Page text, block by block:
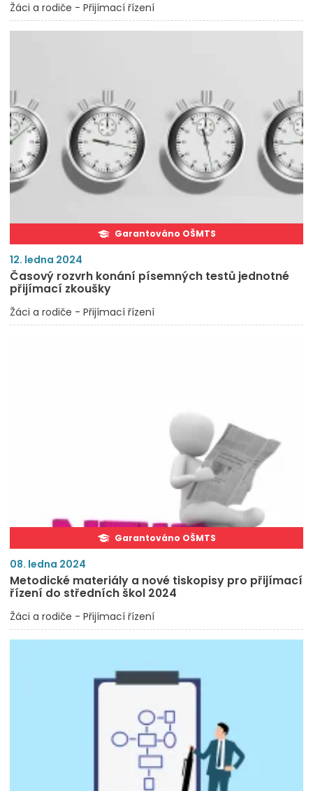
Žáci a rodiče - Přijímací řízení
Garantováno OŠMTS
12. ledna 2024
Časový rozvrh konání písemných testů jednotné
přijímací zkoušky
Žáci a rodiče - Přijímací řízení
Garantováno OŠMTS
08. ledna 2024
Metodické materiály a nové tiskopisy pro přijímací
řízení do středních škol 2024
Žáci a rodiče - Přijímací řízení